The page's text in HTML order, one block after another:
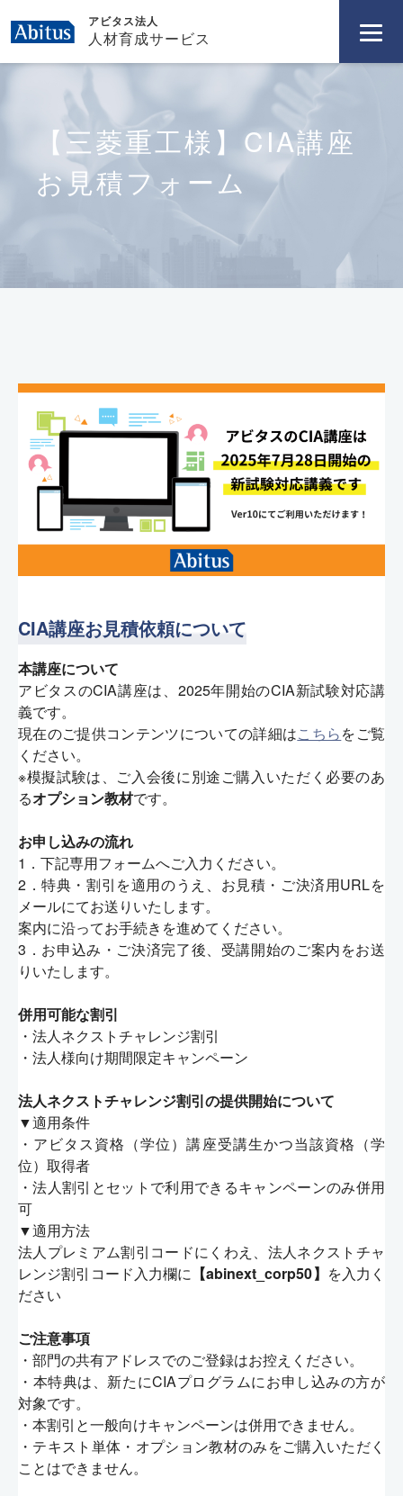
アビタス法人
人材育成サービス
【三菱重工様】CIA講座
お見積フォーム
CIA講座お見積依頼について
本講座について
アビタスのCIA講座は、2025年開始のCIA新試験対応講
義です。
現在のご提供コンテンツについての詳細はこちらをご覧
ください。
※模擬試験は、ご入会後に別途ご購入いただく必要のあ
るオプション教材です。
お申し込みの流れ
1．下記専用フォームへご入力ください。
2．特典・割引を適用のうえ、お見積・ご決済用URLを
メールにてお送りいたします。
案内に沿ってお手続きを進めてください。
3．お申込み・ご決済完了後、受講開始のご案内をお送
りいたします。
併用可能な割引
・法人ネクストチャレンジ割引
・法人様向け期間限定キャンペーン
法人ネクストチャレンジ割引の提供開始について
▼適用条件
・アビタス資格（学位）講座受講生かつ当該資格（学
位）取得者
・法人割引とセットで利用できるキャンペーンのみ併用
可
▼適用方法
法人プレミアム割引コードにくわえ、法人ネクストチャ
レンジ割引コード入力欄に 【abinext_corp50】 を入力く
ださい
ご注意事項
・部門の共有アドレスでのご登録はお控えください。
・本特典は、新たにCIAプログラムにお申し込みの方が
対象です。
・本割引と一般向けキャンペーンは併用できません。
・テキスト単体・オプション教材のみをご購入いただく
ことはできません。